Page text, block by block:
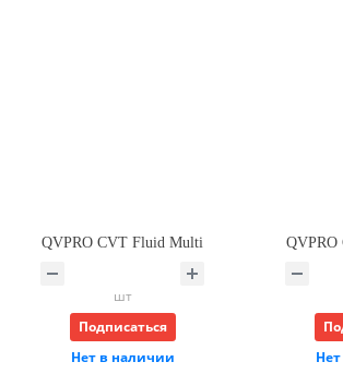
QVPRO CVT Fluid Multi
шт
Подписаться
Нет в наличии